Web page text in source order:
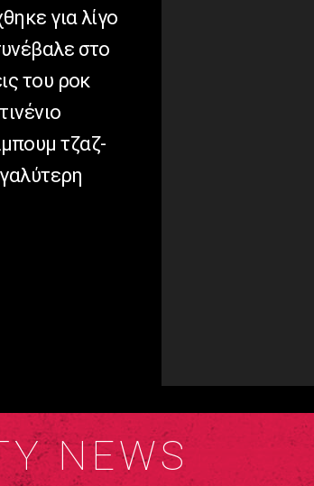
για λίγο
στο
του ροκ
τζαζ-
NEWS